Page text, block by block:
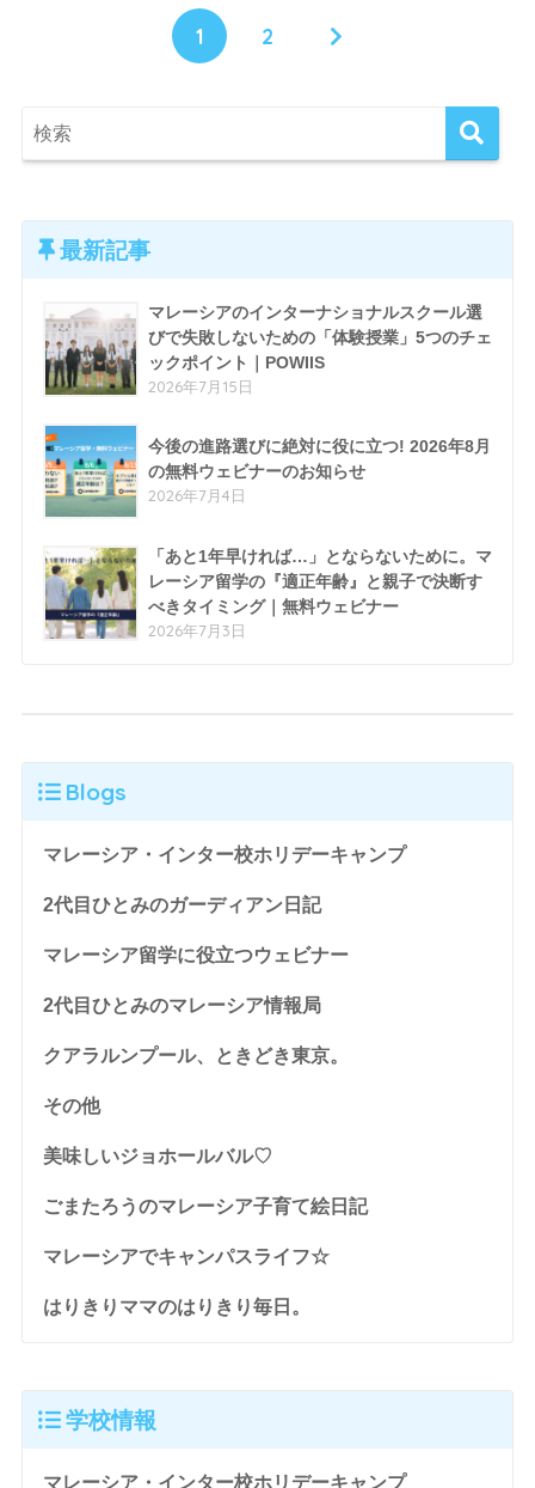
1 2
最新記事
マレーシアのインターナショナルスクール選
びで失敗しないための「体験授業」5つのチェ
ックポイント｜POWIIS
2026年7月15日
今後の進路選びに絶対に役に立つ! 2026年8月
の無料ウェビナーのお知らせ
2026年7月4日
「あと1年早ければ…」とならないために。マ
レーシア留学の『適正年齢』と親子で決断す
べきタイミング｜無料ウェビナー
2026年7月3日
Blogs
マレーシア・インター校ホリデーキャンプ
2代目ひとみのガーディアン日記
マレーシア留学に役立つウェビナー
2代目ひとみのマレーシア情報局
クアラルンプール、ときどき東京。
その他
美味しいジョホールバル♡
ごまたろうのマレーシア子育て絵日記
マレーシアでキャンパスライフ☆
はりきりママのはりきり毎日。
学校情報
マレーシア・インター校ホリデーキャンプ